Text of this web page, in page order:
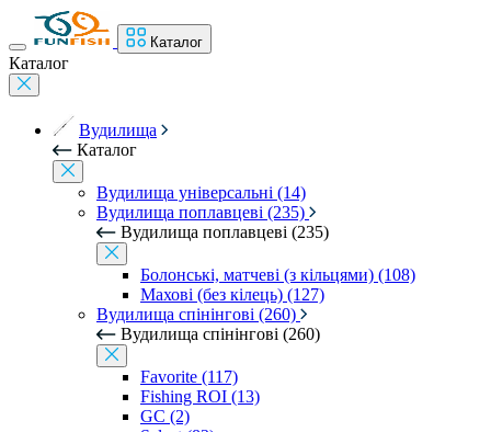
Каталог
Каталог
Вудилища
Каталог
Вудилища універсальні (14)
Вудилища поплавцеві (235)
Вудилища поплавцеві (235)
Болонські, матчеві (з кільцями) (108)
Махові (без кілець) (127)
Вудилища спінінгові (260)
Вудилища спінінгові (260)
Favorite (117)
Fishing ROI (13)
GC (2)